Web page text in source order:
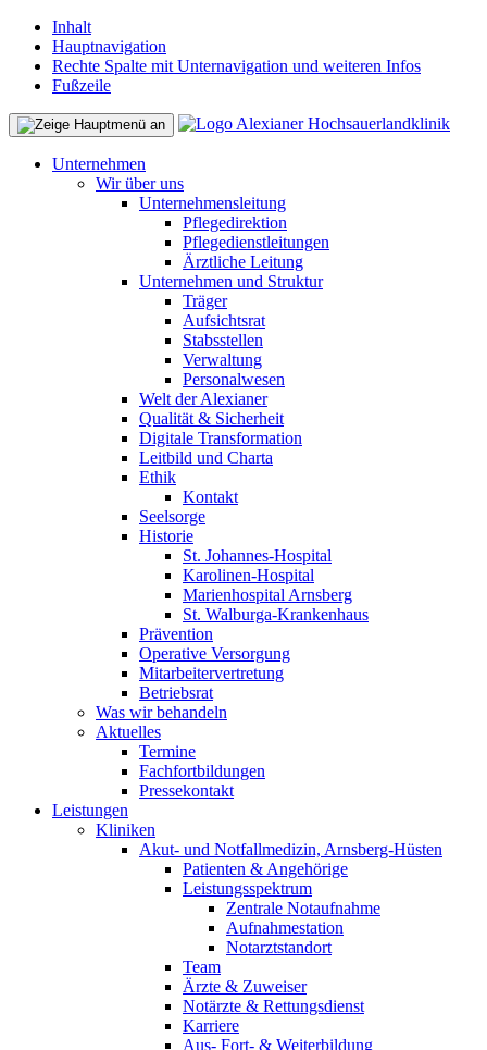
Inhalt
Hauptnavigation
Rechte Spalte mit Unternavigation und weiteren Infos
Fußzeile
Unternehmen
Wir über uns
Unternehmensleitung
Pflegedirektion
Pflegedienstleitungen
Ärztliche Leitung
Unternehmen und Struktur
Träger
Aufsichtsrat
Stabsstellen
Verwaltung
Personalwesen
Welt der Alexianer
Qualität & Sicherheit
Digitale Transformation
Leitbild und Charta
Ethik
Kontakt
Seelsorge
Historie
St. Johannes-Hospital
Karolinen-Hospital
Marienhospital Arnsberg
St. Walburga-Krankenhaus
Prävention
Operative Versorgung
Mitarbeitervertretung
Betriebsrat
Was wir behandeln
Aktuelles
Termine
Fachfortbildungen
Pressekontakt
Leistungen
Kliniken
Akut- und Notfallmedizin, Arnsberg-Hüsten
Patienten & Angehörige
Leistungsspektrum
Zentrale Notaufnahme
Aufnahmestation
Notarztstandort
Team
Ärzte & Zuweiser
Notärzte & Rettungsdienst
Karriere
Aus- Fort- & Weiterbildung